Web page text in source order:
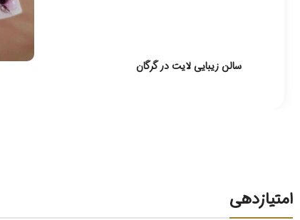
سالن زیبایی لایت در گرگان
امتیازدهی